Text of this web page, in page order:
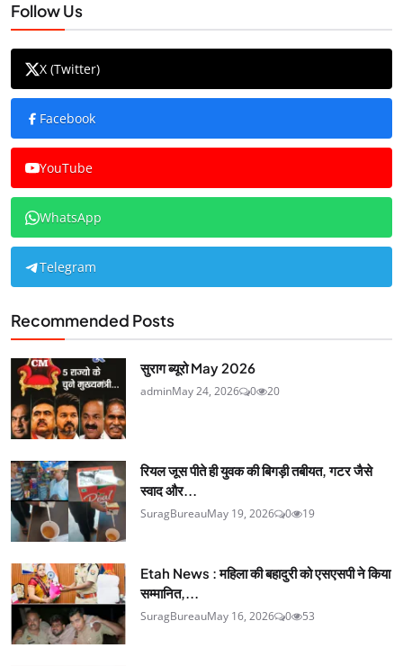
Follow Us
X (Twitter)
Facebook
YouTube
WhatsApp
Telegram
Recommended Posts
सुराग ब्यूरो May 2026
adminMay 24, 2026 0 20
रियल जूस पीते ही युवक की बिगड़ी तबीयत, गटर जैसे
स्वाद और...
SuragBureauMay 19, 2026 0 19
Etah News : महिला की बहादुरी को एसएसपी ने किया
सम्मानित,...
SuragBureauMay 16, 2026 0 53